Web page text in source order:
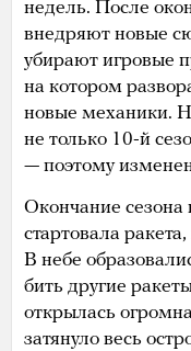
недель. После
внедряют новые
убирают игровые
на котором
новые механики.
не только 10-й
— поэтому
Окончание сезона
стартовала
В небе
бить другие
открылась
затянуло весь